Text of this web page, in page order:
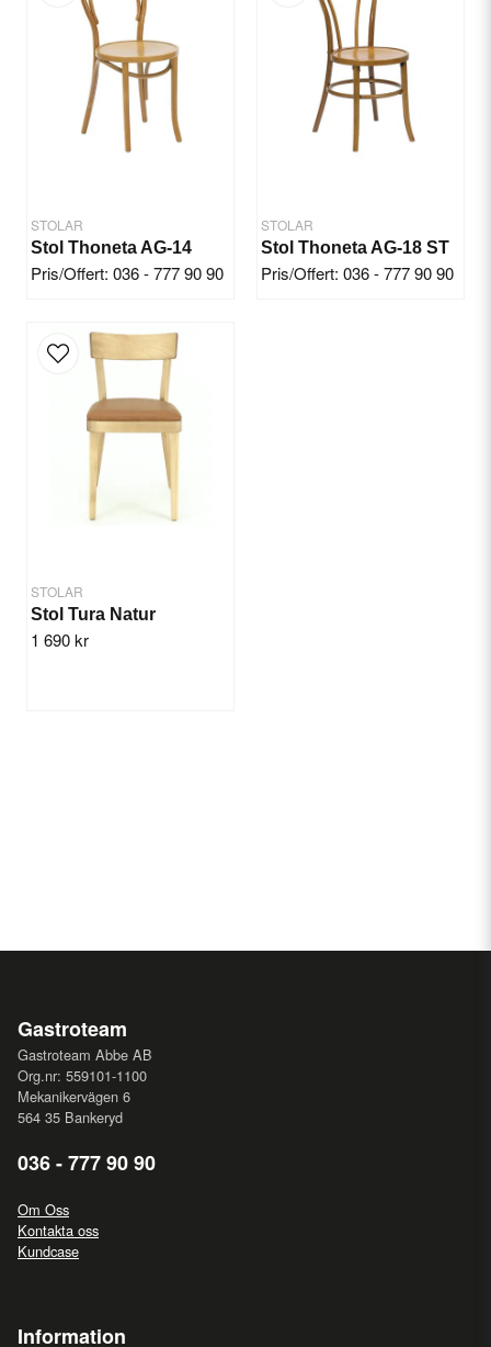
STOLAR
Stol Thoneta AG-14
Pris/Offert: 036 - 777 90 90
STOLAR
Stol Thoneta AG-18 ST
Pris/Offert: 036 - 777 90 90
STOLAR
Stol Tura Natur
1 690 kr
Yes, you can publish my question.
Gastroteam
Gastroteam Abbe AB
Org.nr: 559101-1100
Mekanikervägen 6
564 35 Bankeryd
036 - 777 90 90
Om Oss
Kontakta oss
Kundcase
Information